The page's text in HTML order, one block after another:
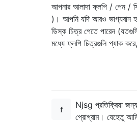
আপনার আলাদা ফ্লপি / পেন /
)। আপনি যদি আরও ভাগ্যবান
ডিস্ক চিত্র পেতে পারেন
মধ্যে ফ্লপি চিত্রগুলি প্যাক
Njsg প্রতিক্রিয়া
প্রোগ্রাম। যেহেতু